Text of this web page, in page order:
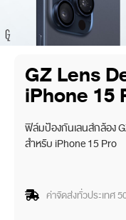
GZ Lens
iPhone 15
ฟิล์มป้องกันเลนส์กล้อง
สำหรับ iPhone 15 Pro
ค่าจัดส่งทั่วประเทศ